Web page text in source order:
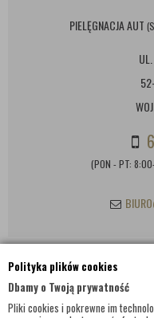
Polityka plików cookies
Dbamy o Twoją prywatność
Pliki cookies i pokrewne im
PIELĘGNACJA AUT
(PON - PT:
INFORMACJE KONTAKTOWE